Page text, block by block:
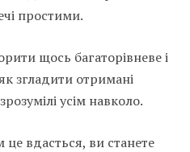
простими.
щось багаторівневе і
згладити отримані
усім навколо.
вдасться, ви станете